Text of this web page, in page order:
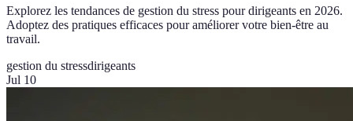
Explorez les tendances de gestion du stress pour dirigeants en 2026.
Adoptez des pratiques efficaces pour améliorer votre bien-être au
travail.
gestion du stressdirigeants
Jul 10